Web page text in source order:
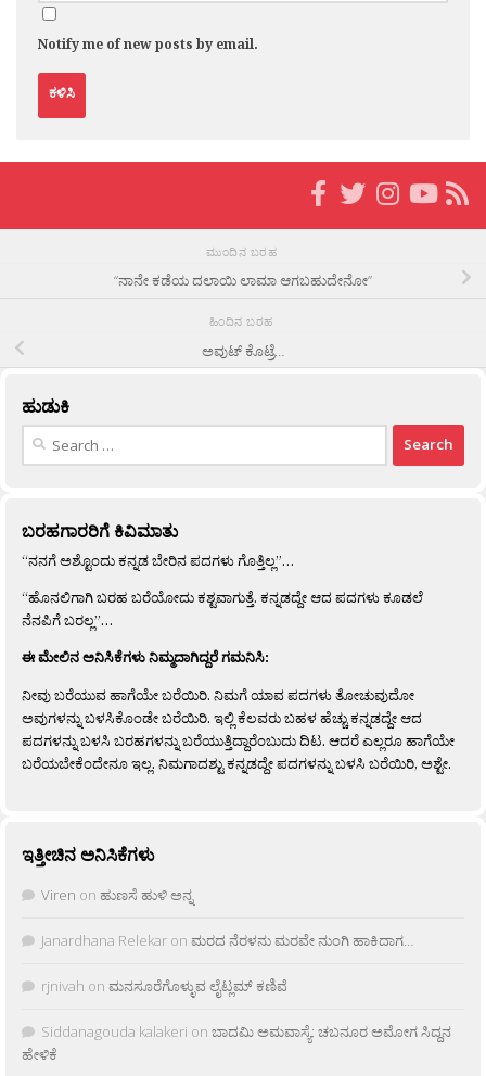
Notify me of new posts by email.
ಮುಂದಿನ ಬರಹ
“ನಾನೇ ಕಡೆಯ ದಲಾಯಿ ಲಾಮಾ ಆಗಬಹುದೇನೋ”
ಹಿಂದಿನ ಬರಹ
ಅವುಟ್ ಕೊಟ್ರೆ…
ಹುಡುಕಿ
Search
ಬರಹಗಾರರಿಗೆ ಕಿವಿಮಾತು
“ನನಗೆ ಅಶ್ಟೊಂದು ಕನ್ನಡ ಬೇರಿನ ಪದಗಳು ಗೊತ್ತಿಲ್ಲ”…
“ಹೊನಲಿಗಾಗಿ ಬರಹ ಬರೆಯೋದು ಕಶ್ಟವಾಗುತ್ತೆ. ಕನ್ನಡದ್ದೇ ಆದ ಪದಗಳು ಕೂಡಲೆ
ನೆನಪಿಗೆ ಬರಲ್ಲ”…
ಈ ಮೇಲಿನ ಅನಿಸಿಕೆಗಳು ನಿಮ್ಮದಾಗಿದ್ದರೆ ಗಮನಿಸಿ:
ನೀವು ಬರೆಯುವ ಹಾಗೆಯೇ ಬರೆಯಿರಿ. ನಿಮಗೆ ಯಾವ ಪದಗಳು ತೋಚುವುದೋ
ಅವುಗಳನ್ನು ಬಳಸಿಕೊಂಡೇ ಬರೆಯಿರಿ. ಇಲ್ಲಿ ಕೆಲವರು ಬಹಳ ಹೆಚ್ಚು ಕನ್ನಡದ್ದೇ ಆದ
ಪದಗಳನ್ನು ಬಳಸಿ ಬರಹಗಳನ್ನು ಬರೆಯುತ್ತಿದ್ದಾರೆಂಬುದು ದಿಟ. ಆದರೆ ಎಲ್ಲರೂ ಹಾಗೆಯೇ
ಬರೆಯಬೇಕೆಂದೇನೂ ಇಲ್ಲ. ನಿಮಗಾದಶ್ಟು ಕನ್ನಡದ್ದೇ ಪದಗಳನ್ನು ಬಳಸಿ ಬರೆಯಿರಿ, ಅಶ್ಟೇ.
ಇತ್ತೀಚಿನ ಅನಿಸಿಕೆಗಳು
Viren on ಹುಣಸೆ ಹುಳಿ ಅನ್ನ
Janardhana Relekar on ಮರದ ನೆರಳನು ಮರವೇ ನುಂಗಿ ಹಾಕಿದಾಗ…
rjnivah on ಮನಸೂರೆಗೊಳ್ಳುವ ಲೈಟ್ಲಮ್ ಕಣಿವೆ
Siddanagouda kalakeri on ಬಾದಮಿ ಅಮವಾಸ್ಯೆ: ಚಬನೂರ ಅಮೋಗ ಸಿದ್ದನ
ಹೇಳಿಕೆ